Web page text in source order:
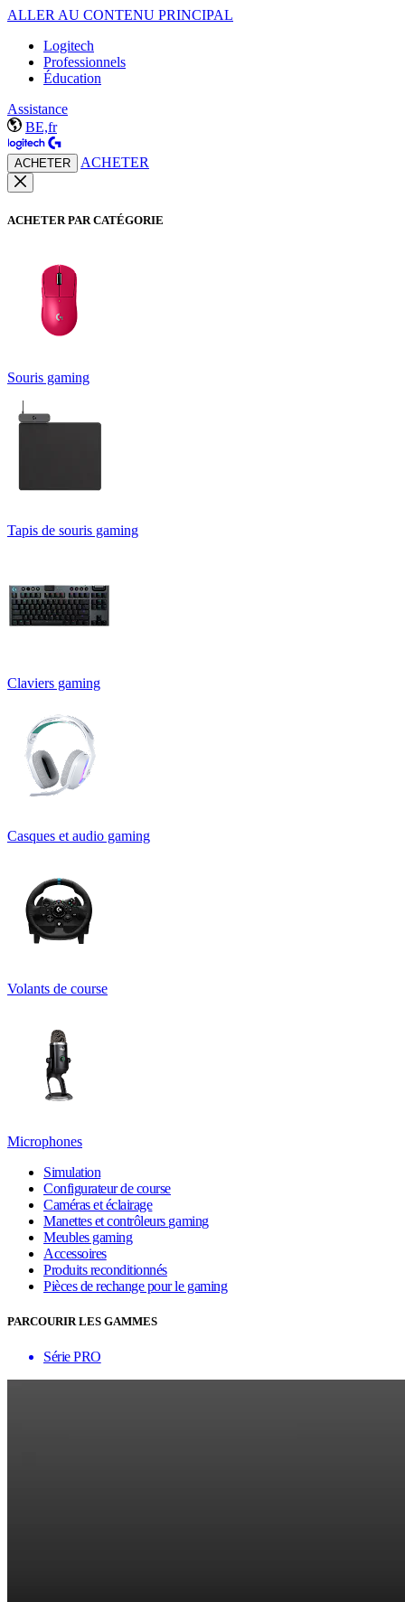
ALLER AU CONTENU PRINCIPAL
Logitech
Professionnels
Éducation
Assistance
BE,fr
ACHETER ACHETER
ACHETER PAR CATÉGORIE
Souris gaming
Tapis de souris gaming
Claviers gaming
Casques et audio gaming
Volants de course
Microphones
Simulation
Configurateur de course
Caméras et éclairage
Manettes et contrôleurs gaming
Meubles gaming
Accessoires
Produits reconditionnés
Pièces de rechange pour le gaming
PARCOURIR LES GAMMES
Série PRO